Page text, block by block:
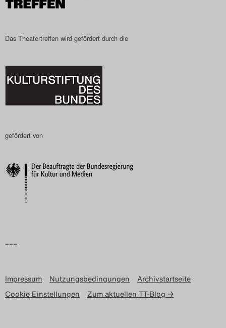
Das Theatertreffen wird gefördert durch die
gefördert von
–––
Impressum Nutzungsbedingungen
Archivstartseite
Cookie Einstellungen
Zum aktuellen TT-Blog →